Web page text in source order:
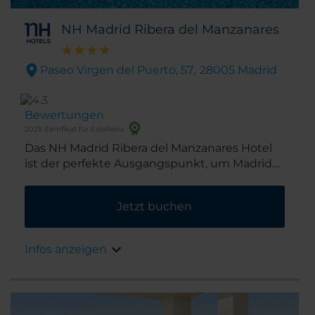
NH Madrid Ribera del Manzanares
Paseo Virgen del Puerto, 57,. 28005 Madrid
Bewertungen
2025 Zertifikat für Exzellenz
Das NH Madrid Ribera del Manzanares Hotel
ist der perfekte Ausgangspunkt, um Madrid
königliche Palast Palacio Real und die
Almudena-Kathedrale liegen in der Nähe.
Jetzt buchen
Infos anzeigen